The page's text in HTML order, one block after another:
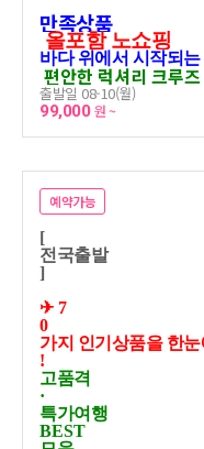
만족상품
올포함 노쇼핑
바다 위에서 시작되
편안한 럭셔리 크루즈
출발일 08-10(월)
99,000원 ~
예약가능
[
전국출발
]
✈ 7
0
가지 인기상품을 한눈
!
고품격
·
특가여행
BEST